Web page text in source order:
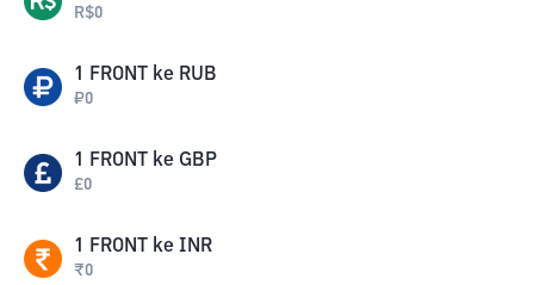
R$0
1 FRONT ke RUB
₽0
1 FRONT ke GBP
£0
1 FRONT ke INR
₹0